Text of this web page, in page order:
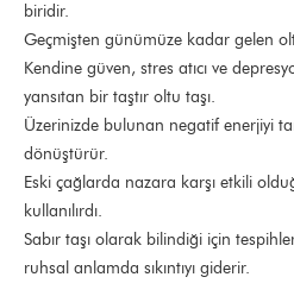
biridir.
Geçmişten günümüze kadar gelen
Kendine güven, stres atıcı ve
yansıtan bir taştır oltu taşı.
Üzerinizde bulunan negatif enerjiyi
dönüştürür.
Eski çağlarda nazara karşı etkili
kullanılırdı.
Sabır taşı olarak bilindiği için
ruhsal anlamda sıkıntıyı giderir.